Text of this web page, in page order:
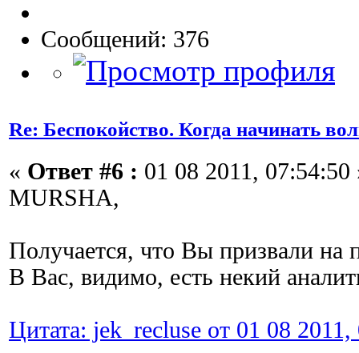
Сообщений: 376
Re: Беспокойство. Когда начинать
« Ответ #6 : 01 08 2011, 07:54:50
MURSHA,
Получается, что Вы призвали на
В Вас, видимо, есть некий
Цитата: jek_recluse от 01 08 2011,